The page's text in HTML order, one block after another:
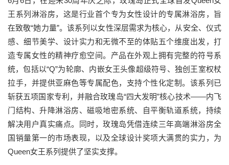
王系列淋浴房，这是行业首个专为女性设计的专属淋浴房，旨
在致敬“她力量”。该系列以女性深层需求为核心，从安全、仪式
感、细节美学、设计实力和无微不至的体贴五个维度出发，打
造专属女性的精神疗愈空间。产品在外观上拥有完整的符号系
统，包括以“Q”为轮廓、内嵌女王头像超级符号、独创王室权杖
拉手，并提供亚麻色等专属配色，支持个性化定制。该系列已
斩获五项国家专利，并融合玫瑰岛“四大发明”核心技术——内飞
门结构、升降淋浴房、磁吸地密系统、自平衡轨道系统，持续
解决用户真实痛点。同时，玫瑰岛凭借连续三年高端淋浴房全
国销量第一的市场表现，以及全球设计奖项大满贯的实力，为
Queen女王系列提供了坚实支撑。